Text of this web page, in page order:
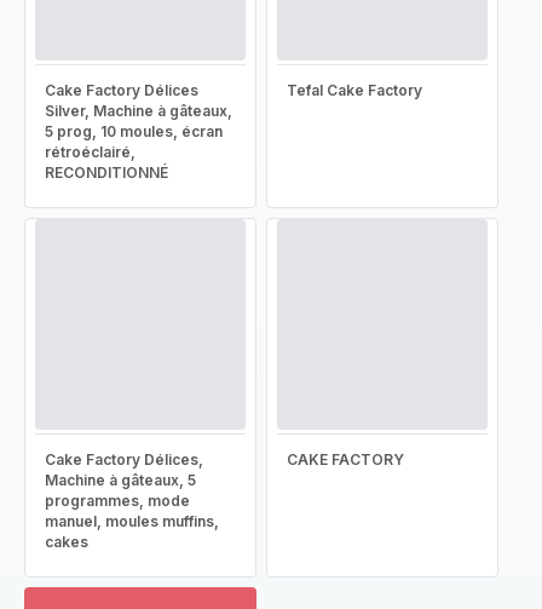
Cake Factory Délices
Silver, Machine à gâteaux,
5 prog, 10 moules, écran
rétroéclairé,
RECONDITIONNÉ
Tefal Cake Factory
Cake Factory Délices,
Machine à gâteaux, 5
programmes, mode
manuel, moules muffins,
cakes
CAKE FACTORY